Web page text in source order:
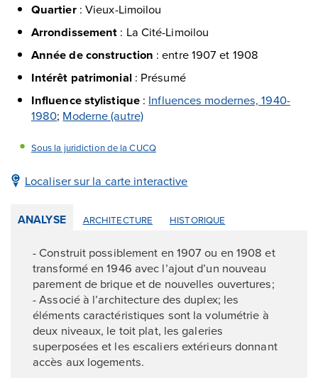
Quartier: Vieux-Limoilou
Arrondissement : La Cité-Limoilou
Année de construction :entre 1907 et 1908
Intérêt patrimonial: Présumé
Influence stylistique: Influences modernes, 1940-
1980; Moderne (autre)
Sous la juridiction de la CUCQ
Localiser sur la carte interactive
ANALYSE ARCHITECTURE HISTORIQUE
- Construit possiblement en 1907 ou en 1908 et
transformé en 1946 avec l’ajout d’un nouveau
parement de brique et de nouvelles ouvertures;
- Associé à l’architecture des duplex; les
éléments caractéristiques sont la volumétrie à
deux niveaux, le toit plat, les galeries
superposées et les escaliers extérieurs donnant
accès aux logements.